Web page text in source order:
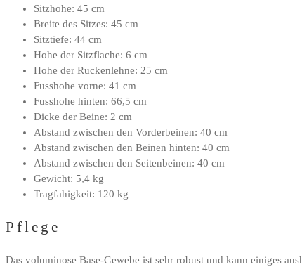
Sitzhohe: 45 cm
Breite des Sitzes: 45 cm
Sitztiefe: 44 cm
Hohe der Sitzflache: 6 cm
Hohe der Ruckenlehne: 25 cm
Fusshohe vorne: 41 cm
Fusshohe hinten: 66,5 cm
Dicke der Beine: 2 cm
Abstand zwischen den Vorderbeinen: 40 cm
Abstand zwischen den Beinen hinten: 40 cm
Abstand zwischen den Seitenbeinen: 40 cm
Gewicht: 5,4 kg
Tragfahigkeit: 120 kg
Pflege
Das voluminose Base-Gewebe ist sehr robust und kann einiges